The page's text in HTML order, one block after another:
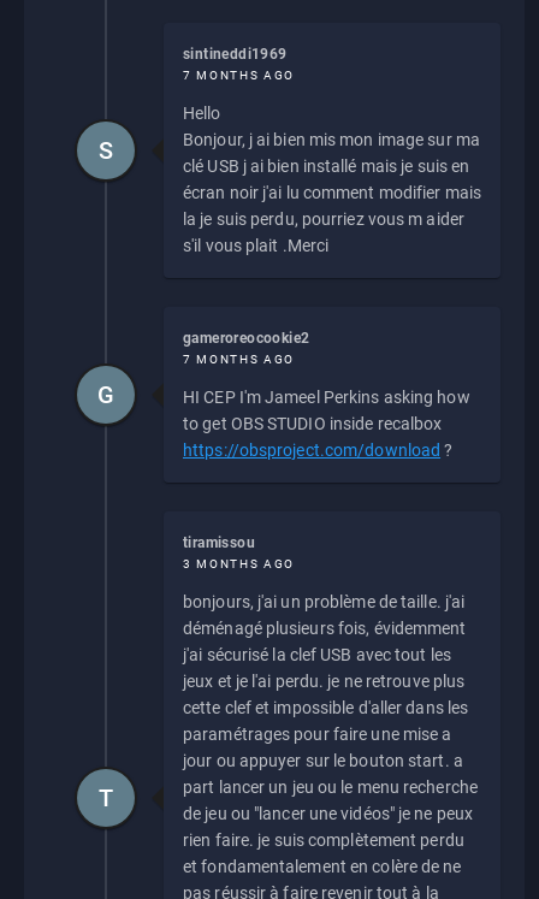
sintineddi1969
7 MONTHS AGO
Hello
Bonjour, j ai bien mis mon image sur ma
clé USB j ai bien installé mais je suis en
écran noir j'ai lu comment modifier mais
la je suis perdu, pourriez vous m aider
s'il vous plait .Merci
S
gameroreocookie2
7 MONTHS AGO
HI CEP I'm Jameel Perkins asking how
to get OBS STUDIO inside recalbox
https://obsproject.com/download ?
G
tiramissou
3 MONTHS AGO
bonjours, j'ai un problème de taille. j'ai
déménagé plusieurs fois, évidemment
j'ai sécurisé la clef USB avec tout les
jeux et je l'ai perdu. je ne retrouve plus
cette clef et impossible d'aller dans les
paramétrages pour faire une mise a
jour ou appuyer sur le bouton start. a
part lancer un jeu ou le menu recherche
de jeu ou "lancer une vidéos" je ne peux
rien faire. je suis complètement perdu
et fondamentalement en colère de ne
pas réussir à faire revenir tout à la
T